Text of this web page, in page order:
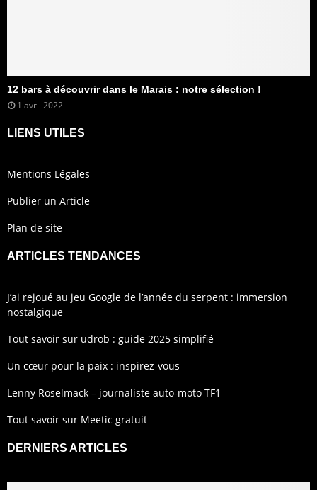
12 bars à découvrir dans le Marais : notre sélection !
1 avril 2022
LIENS UTILES
Mentions Légales
Publier un Article
Plan de site
ARTICLES TENDANCES
J’ai rejoué au jeu Google de l’année du serpent : immersion
nostalgique
Tout savoir sur udrob : guide 2025 simplifié
Un cœur pour la paix : inspirez-vous
Lenny Roselmack – journaliste auto-moto TF1
Tout savoir sur Meetic gratuit
DERNIERS ARTICLES